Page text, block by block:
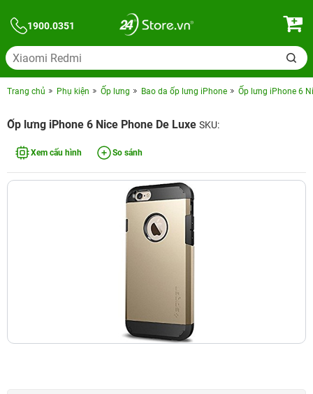
1900.0351
Trang chủ Phụ kiện Ốp lưng Bao da ốp lưng iPhone Ốp lưng iPhone 6
Ốp lưng iPhone 6 Nice Phone De Luxe SKU:
Xem cấu hình So sánh